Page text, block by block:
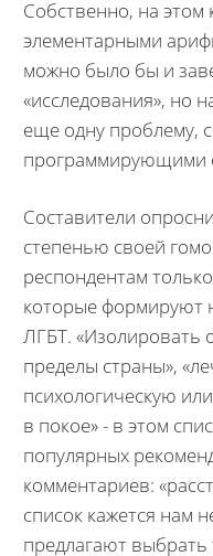
Собственно, на
элементарными
можно было бы и
«исследования», но
еще одну проблему,
программирующими
Составители
степенью своей
респондентам
которые формируют
ЛГБТ. «Изолировать
пределы страны»,
психологическую
в покое» - в этом
популярных
комментариев:
список кажется нам
предлагают выбрать